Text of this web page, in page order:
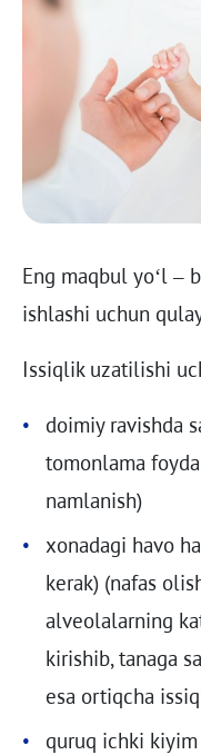
Eng maqbul yo‘l –
ishlashi uchun
Issiqlik uzatilishi
doimiy ravishda
tomonlama
namlanish)
xonadagi havo
kerak) (nafas
alveolalarning
kirishib, tanaga
esa ortiqcha
quruq ichki